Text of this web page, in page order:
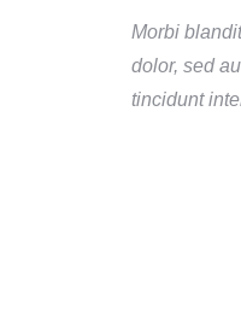
Morbi
dolor, sed
tincidunt